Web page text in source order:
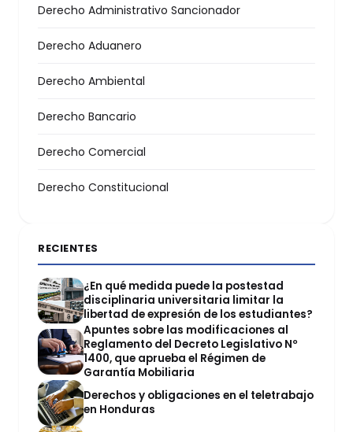
Derecho Administrativo Sancionador
Derecho Aduanero
Derecho Ambiental
Derecho Bancario
Derecho Comercial
Derecho Constitucional
RECIENTES
¿En qué medida puede la postestad
disciplinaria universitaria limitar la
libertad de expresión de los estudiantes?
Apuntes sobre las modificaciones al
Reglamento del Decreto Legislativo Nº
1400, que aprueba el Régimen de
Garantía Mobiliaria
Derechos y obligaciones en el teletrabajo
en Honduras